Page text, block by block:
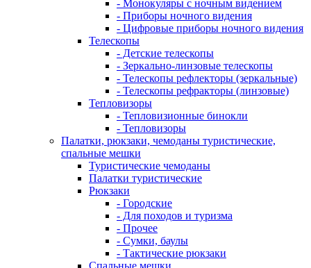
- Монокуляры с ночным видением
- Приборы ночного видения
- Цифровые приборы ночного видения
Телескопы
- Детские телескопы
- Зеркально-линзовые телескопы
- Телескопы рефлекторы (зеркальные)
- Телескопы рефракторы (линзовые)
Тепловизоры
- Тепловизионные бинокли
- Тепловизоры
Палатки, рюкзаки, чемоданы туристические,
спальные мешки
Туристические чемоданы
Палатки туристические
Рюкзаки
- Городские
- Для походов и туризма
- Прочее
- Сумки, баулы
- Тактические рюкзаки
Спальные мешки